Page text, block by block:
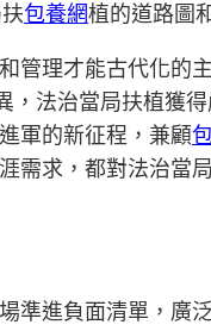
包養網植的道路圖
理才能古代化的
，法治當局扶植獲
軍的新征程，兼顧
需求，都對法治當局
負面清單，廣